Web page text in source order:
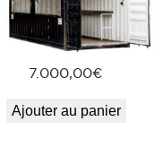
7.000,00€
Ajouter au panier